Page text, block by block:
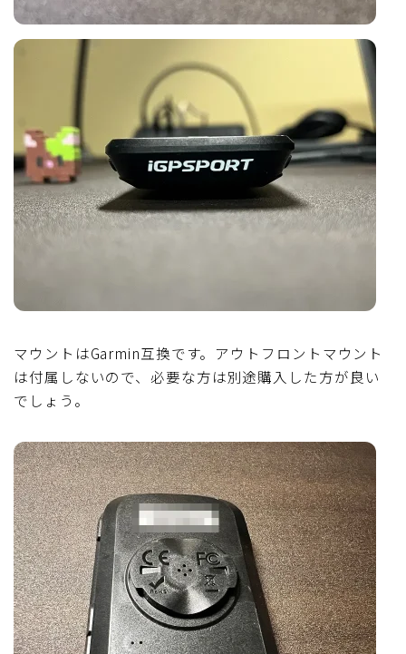
マウントはGarmin互換です。アウトフロントマウント
は付属しないので、必要な方は別途購入した方が良い
でしょう。